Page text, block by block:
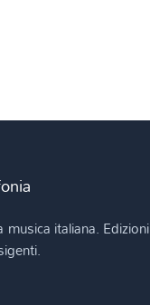
italiana. Edizioni